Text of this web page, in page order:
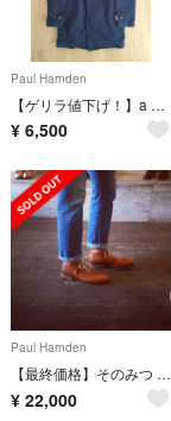
Paul Harnden
【ゲリラ値下げ！】a vontade コート マックコート 美品
¥ 6,500
Paul Harnden
【最終価格】そのみつ sonomitsu レースアップブーツ オーダー品 希少
¥ 22,000